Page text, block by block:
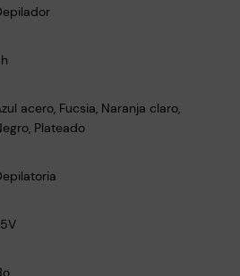
acero, Fucsia, Naranja claro,
Plateado